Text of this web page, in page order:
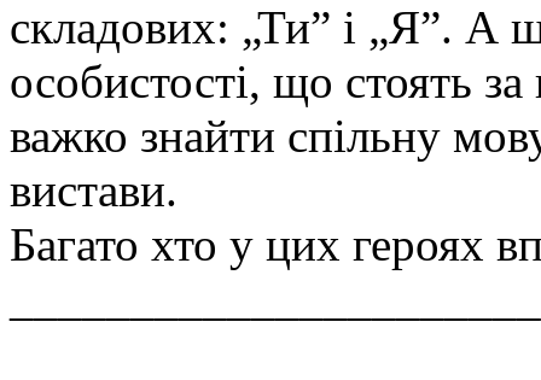
складових: „Ти” і „Я”. А
особистості, що стоять
важко знайти спільну
вистави.
Багато хто у цих героях